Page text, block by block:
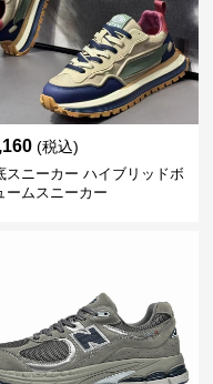
(税込)
スニーカー ハイブリッドボ
ームスニーカー